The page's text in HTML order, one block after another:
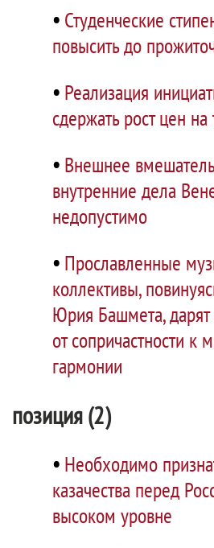
• Студенческие
повысить до
• Реализация
сдержать рост цен
• Внешнее
внутренние дела
недопустимо
• Прославленные
коллективы,
Юрия Башмета, дарят
от сопричастности к
гармонии
позиция (2)
• Необходимо
казачества перед
высоком уровне